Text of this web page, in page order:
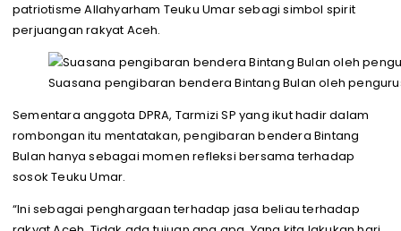
patriotisme Allahyarham Teuku Umar sebagi simbol spirit
perjuangan rakyat Aceh.
Suasana pengibaran bendera Bintang Bulan oleh
Sementara anggota DPRA, Tarmizi SP yang ikut hadir dalam
rombongan itu mentatakan, pengibaran bendera Bintang
Bulan hanya sebagai momen refleksi bersama terhadap
sosok Teuku Umar.
“Ini sebagai penghargaan terhadap jasa beliau terhadap